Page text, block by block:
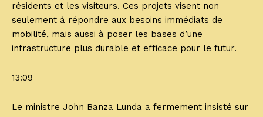
résidents et les visiteurs. Ces projets visent non
seulement à répondre aux besoins immédiats de
mobilité, mais aussi à poser les bases d’une
infrastructure plus durable et efficace pour le futur.
13:09
Le ministre John Banza Lunda a fermement insisté sur